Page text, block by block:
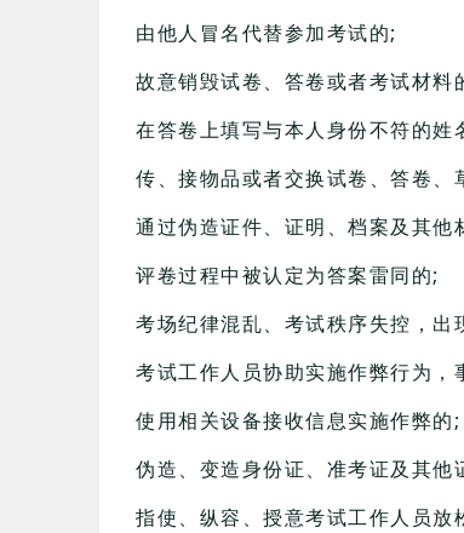
由他人冒名代替参加考试的;
故意销毁试卷、答卷或者考试材料
在答卷上填写与本人身份不符的姓
传、接物品或者交换试卷、答卷、
通过伪造证件、证明、档案及其
评卷过程中被认定为答案雷同的;
考场纪律混乱、考试秩序失控，出
考试工作人员协助实施作弊行为，
使用相关设备接收信息实施作弊的;
伪造、变造身份证、准考证及其
指使、纵容、授意考试工作人员